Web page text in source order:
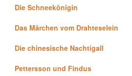
Die Schneekönigin
Das Märchen vom Drahteselein
Die chinesische Nachtigall
Pettersson und Findus